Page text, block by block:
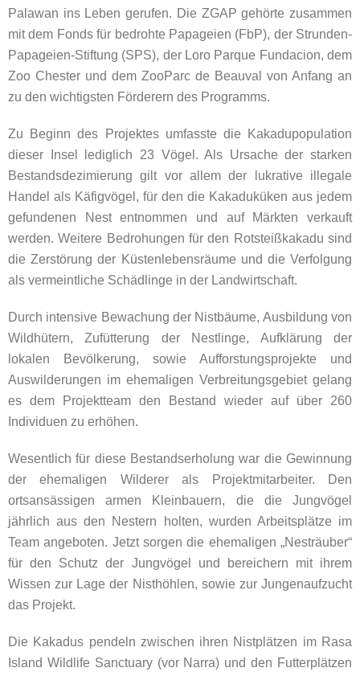
Palawan ins Leben gerufen. Die ZGAP gehörte zusammen
mit dem Fonds für bedrohte Papageien (FbP), der Strunden-
Papageien-Stiftung (SPS), der Loro Parque Fundacion, dem
Zoo Chester und dem ZooParc de Beauval von Anfang an
zu den wichtigsten Förderern des Programms.
Zu Beginn des Projektes umfasste die Kakadupopulation
dieser Insel lediglich 23 Vögel. Als Ursache der starken
Bestandsdezimierung gilt vor allem der lukrative illegale
Handel als Käfigvögel, für den die Kakaduküken aus jedem
gefundenen Nest entnommen und auf Märkten verkauft
werden. Weitere Bedrohungen für den Rotsteißkakadu sind
die Zerstörung der Küstenlebensräume und die Verfolgung
als vermeintliche Schädlinge in der Landwirtschaft.
Durch intensive Bewachung der Nistbäume, Ausbildung von
Wildhütern, Zufütterung der Nestlinge, Aufklärung der
lokalen Bevölkerung, sowie Aufforstungsprojekte und
Auswilderungen im ehemaligen Verbreitungsgebiet gelang
es dem Projektteam den Bestand wieder auf über 260
Individuen zu erhöhen.
Wesentlich für diese Bestandserholung war die Gewinnung
der ehemaligen Wilderer als Projektmitarbeiter. Den
ortsansässigen armen Kleinbauern, die die Jungvögel
jährlich aus den Nestern holten, wurden Arbeitsplätze im
Team angeboten. Jetzt sorgen die ehemaligen „Nesträuber“
für den Schutz der Jungvögel und bereichern mit ihrem
Wissen zur Lage der Nisthöhlen, sowie zur Jungenaufzucht
das Projekt.
Die Kakadus pendeln zwischen ihren Nistplätzen im Rasa
Island Wildlife Sanctuary (vor Narra) und den Futterplätzen